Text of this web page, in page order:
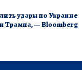
удары по Украине
Трампа, — Bloomberg